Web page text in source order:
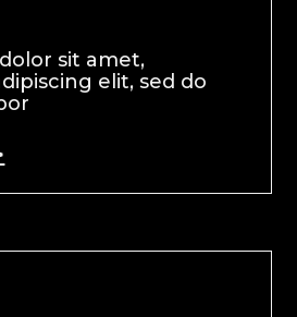
sit amet,
elit, sed do